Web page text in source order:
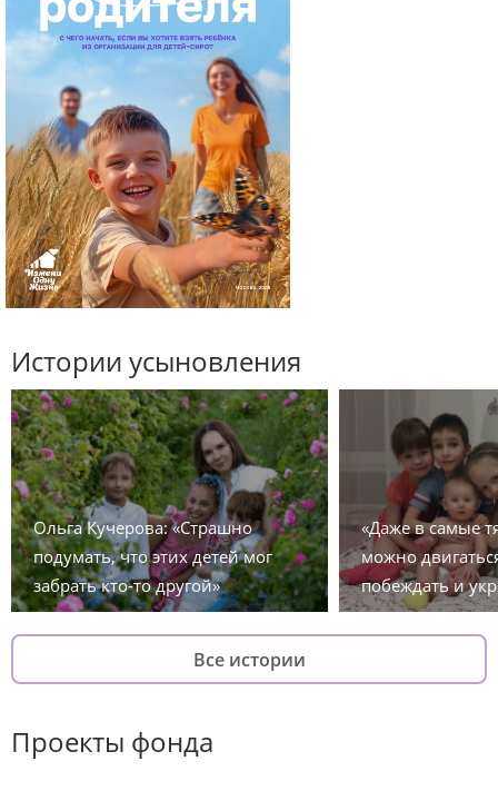
Истории усыновления
Ольга Кучерова: «Страшно
подумать, что этих детей мог
забрать кто-то другой»
«Даже в самые
можно
побеждать и
Все истории
Проекты фонда